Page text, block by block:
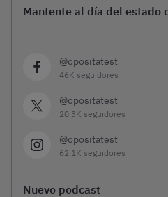
Mantente al día del estado
@opositatest
46K seguidores
@opositatest
20.3K seguidores
@opositatest
62.1K seguidores
Nuevo podcast